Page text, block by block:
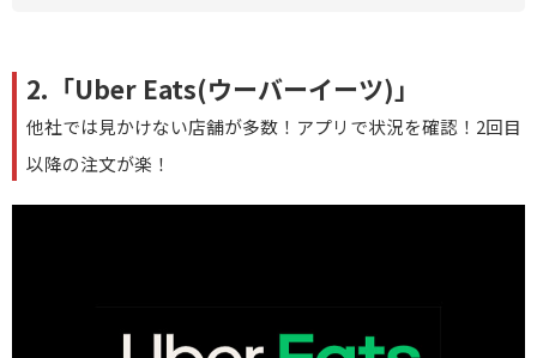
2.「Uber Eats(ウーバーイーツ)」
他社では見かけない店舗が多数！アプリで状況を確認！2回目
以降の注文が楽！